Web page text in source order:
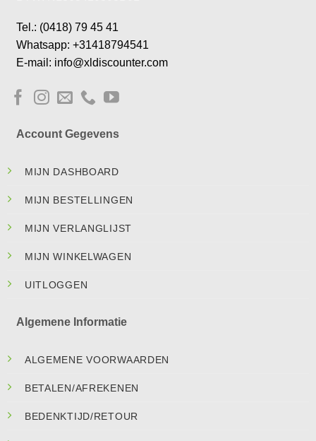
Tel.: (0418) 79 45 41
Whatsapp: +31418794541
E-mail: info@xldiscounter.com
Account Gegevens
MIJN DASHBOARD
MIJN BESTELLINGEN
MIJN VERLANGLIJST
MIJN WINKELWAGEN
UITLOGGEN
Algemene Informatie
ALGEMENE VOORWAARDEN
BETALEN/AFREKENEN
BEDENKTIJD/RETOUR